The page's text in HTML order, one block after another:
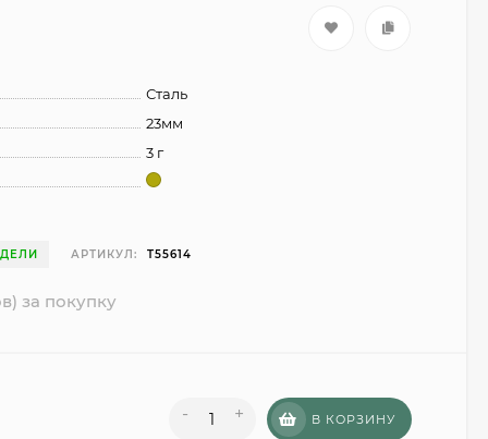
Сталь
23мм
3 г
АРТИКУЛ: T55614
за покупку
- + В КОРЗИНУ